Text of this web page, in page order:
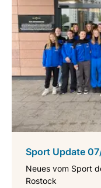
Sport Update
Neues vom Sport
Rostock